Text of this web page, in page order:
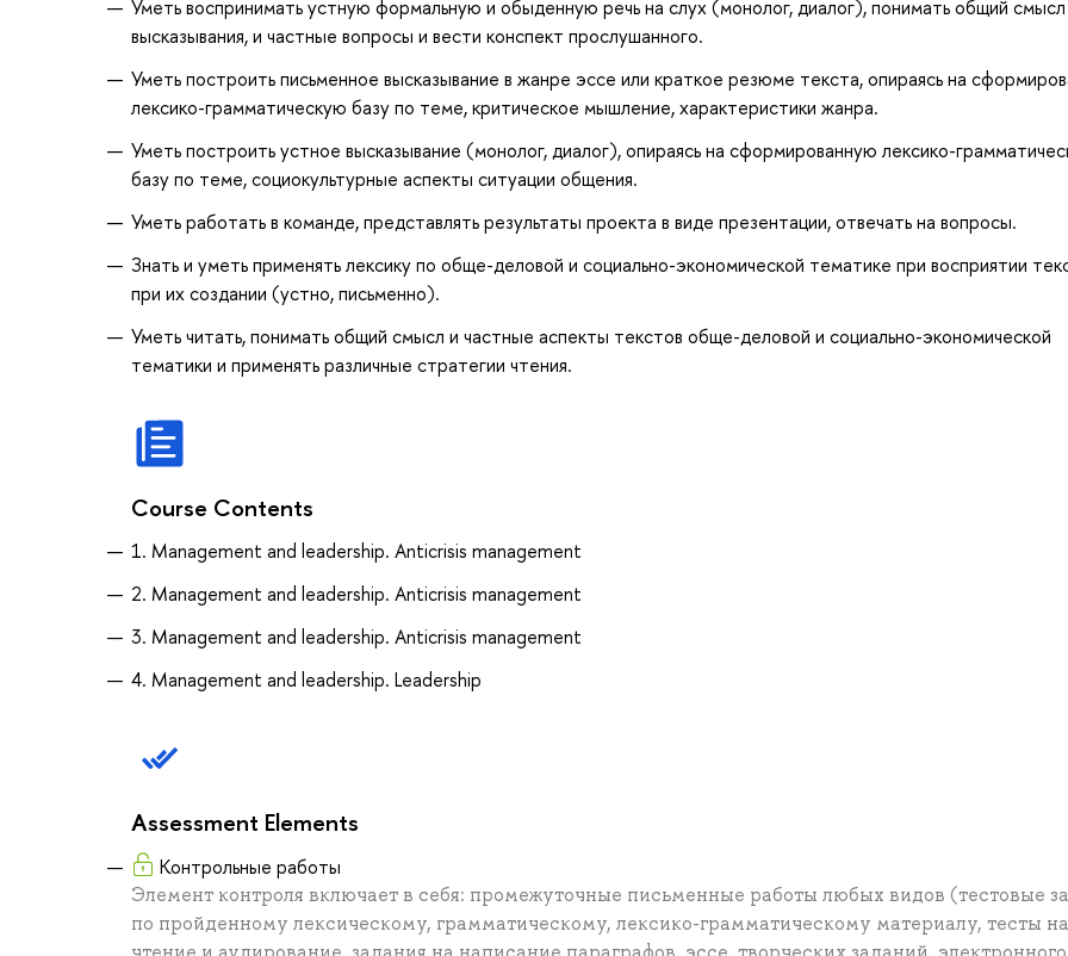
Уметь воспринимать устную формальную и обыденную речь на слух (монолог, диалог), понимать общий смысл
высказывания, и частные вопросы и вести конспект прослушанного.
Уметь построить письменное высказывание в жанре эссе или краткое резюме текста, опираясь на
лексико-грамматическую базу по теме, критическое мышление, характеристики жанра.
Уметь построить устное высказывание (монолог, диалог), опираясь на сформированную лексико-
базу по теме, социокультурные аспекты ситуации общения.
Уметь работать в команде, представлять результаты проекта в виде презентации, отвечать на вопросы.
Знать и уметь применять лексику по обще-деловой и социально-экономической тематике при восприятии
при их создании (устно, письменно).
Уметь читать, понимать общий смысл и частные аспекты текстов обще-деловой и социально-экономической
тематики и применять различные стратегии чтения.
Course Contents
1. Management and leadership. Anticrisis management
2. Management and leadership. Anticrisis management
3. Management and leadership. Anticrisis management
4. Management and leadership. Leadership
Assessment Elements
Контрольные работы
Элемент контроля включает в себя: промежуточные письменные работы любых видов (тестовые
по пройденному лексическому, грамматическому, лексико-грамматическому материалу, тесты на